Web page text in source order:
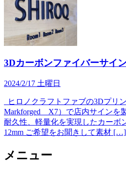
3Dカーボンファイバーサイ
2024/2/17 土曜日
ヒロノクラフトファブの3Dプリ
Markforged X7）で店内サインを
耐久性、軽量化を実現したカー
12mm ご希望をお聞きして素材 […]
メニュー